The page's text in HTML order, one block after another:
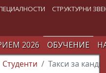
СТРУКТУРНИ
2026 ОБУЧЕНИЕ
Студенти Такси за